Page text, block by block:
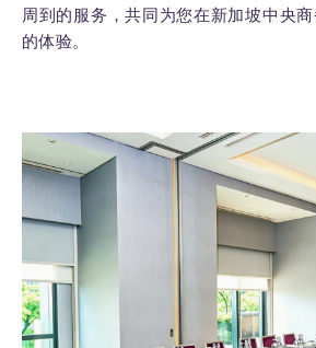
周到的服务，共同为您在新加坡中央
的体验。